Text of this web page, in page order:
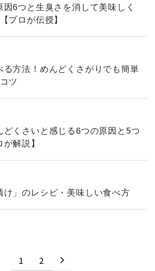
6つと生臭さを消して美味しく
プロが伝授】
る方法！めんどくさがりでも簡単
ツ
どくさいと感じる6つの原因と5つ
解説】
け」のレシピ・美味しい食べ方
1 2